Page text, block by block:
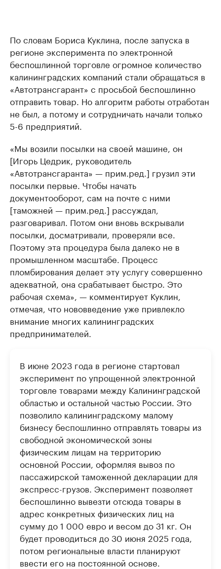
По словам Бориса Куклина, после запуска в
регионе эксперимента по электронной
беспошлинной торговле огромное количество
калининградских компаний стали обращаться в
«Автотрансгарант» с просьбой беспошлинно
отправить товар. Но алгоритм работы отработан
не был, а потому и сотрудничать начали только
5-6 предприятий.
«Мы возили посылки на своей машине, он
[Игорь Цедрик, руководитель
«Автотрансгаранта» — прим.ред.] грузил эти
посылки первые. Чтобы начать
документооборот, сам на почте с ними
[таможней — прим.ред.] рассуждал,
разговаривал. Потом они вновь вскрывали
посылки, досматривали, проверяли все.
Поэтому эта процедура была далеко не в
промышленном масштабе. Процесс
пломбирования делает эту услугу совершенно
адекватной, она срабатывает быстро. Это
рабочая схема», — комментирует Куклин,
отмечая, что нововведение уже привлекло
внимание многих калининградских
предпринимателей.
В июне 2023 года в регионе стартовал
эксперимент по упрощенной электронной
торговле товарами между Калининградской
областью и остальной частью России. Это
позволило калининградскому малому
бизнесу беспошлинно отправлять товары из
свободной экономической зоны
физическим лицам на территорию
основной России, оформляя вывоз по
пассажирской таможенной декларации для
экспресс-грузов. Эксперимент позволяет
беспошлинно вывезти отсюда товары в
адрес конкретных физических лиц на
сумму до 1 000 евро и весом до 31 кг. Он
будет проводиться до 30 июня 2025 года,
потом региональные власти планируют
ввести его на постоянной основе.